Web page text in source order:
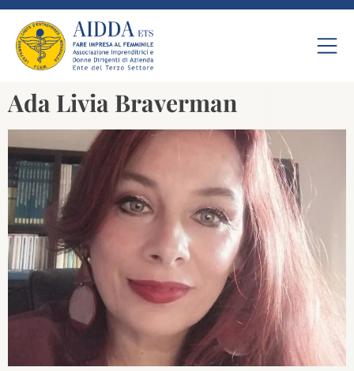
Ada Livia Braverman